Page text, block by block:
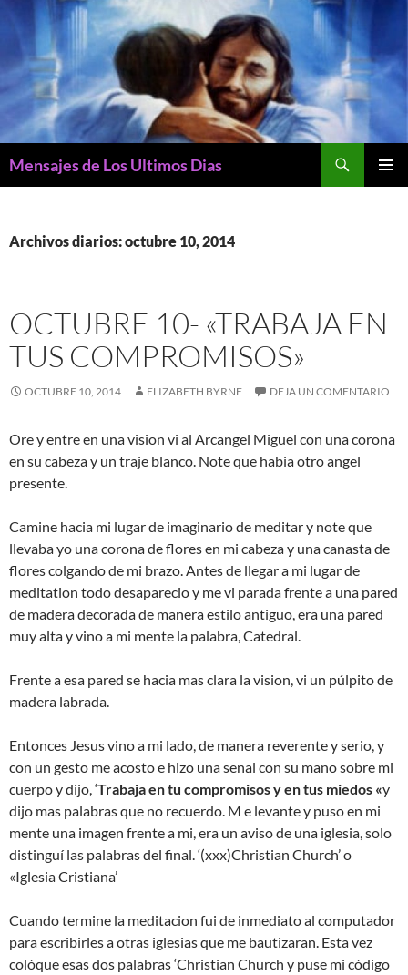
Mensajes de Los Ultimos Dias
Archivos diarios: octubre 10, 2014
OCTUBRE 10- «TRABAJA EN
TUS COMPROMISOS»
OCTUBRE 10, 2014 ELIZABETH BYRNE DEJA UN COMENTARIO
Ore y entre en una vision vi al Arcangel Miguel con una corona
en su cabeza y un traje blanco. Note que habia otro angel
presente.
Camine hacia mi lugar de imaginario de meditar y note que
llevaba yo una corona de flores en mi cabeza y una canasta de
flores colgando de mi brazo. Antes de llegar a mi lugar de
meditation todo desaparecio y me vi parada frente a una pared
de madera decorada de manera estilo antiguo, era una pared
muy alta y vino a mi mente la palabra, Catedral.
Frente a esa pared se hacia mas clara la vision, vi un púlpito de
madera labrada.
Entonces Jesus vino a mi lado, de manera reverente y serio, y
con un gesto me acosto e hizo una senal con su mano sobre mi
cuerpo y dijo, ‘Trabaja en tu compromisos y en tus miedos «y
dijo mas palabras que no recuerdo. M e levante y puso en mi
mente una imagen frente a mi, era un aviso de una iglesia, solo
distinguí las palabras del final. ‘(xxx)Christian Church’ o
«Iglesia Cristiana’
Cuando termine la meditacion fui de inmediato al computador
para escribirles a otras iglesias que me bautizaran. Esta vez
colóque esas dos palabras ‘Christian Church y puse mi código